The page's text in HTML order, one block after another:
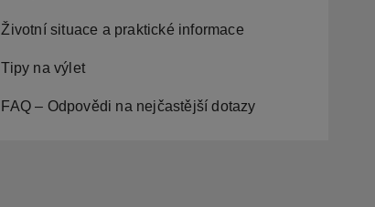
Životní situace a praktické informace
Tipy na výlet
FAQ – Odpovědi na nejčastější dotazy